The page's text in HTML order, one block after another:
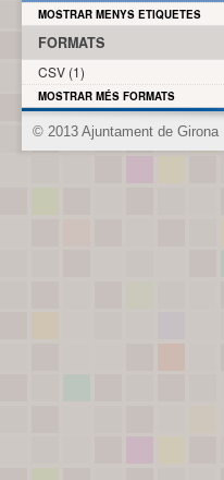
MOSTRAR MENYS ETIQUETES
FORMATS
CSV (1)
MOSTRAR MÉS FORMATS
© 2013 Ajuntament de Girona